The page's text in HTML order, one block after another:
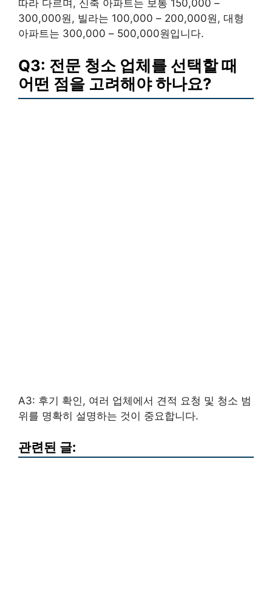
따라 다르며, 신축 아파트는 보통 150,000 –
300,000원, 빌라는 100,000 – 200,000원, 대형
아파트는 300,000 – 500,000원입니다.
Q3: 전문 청소 업체를 선택할 때
어떤 점을 고려해야 하나요?
A3: 후기 확인, 여러 업체에서 견적 요청 및 청소 범
위를 명확히 설명하는 것이 중요합니다.
관련된 글: